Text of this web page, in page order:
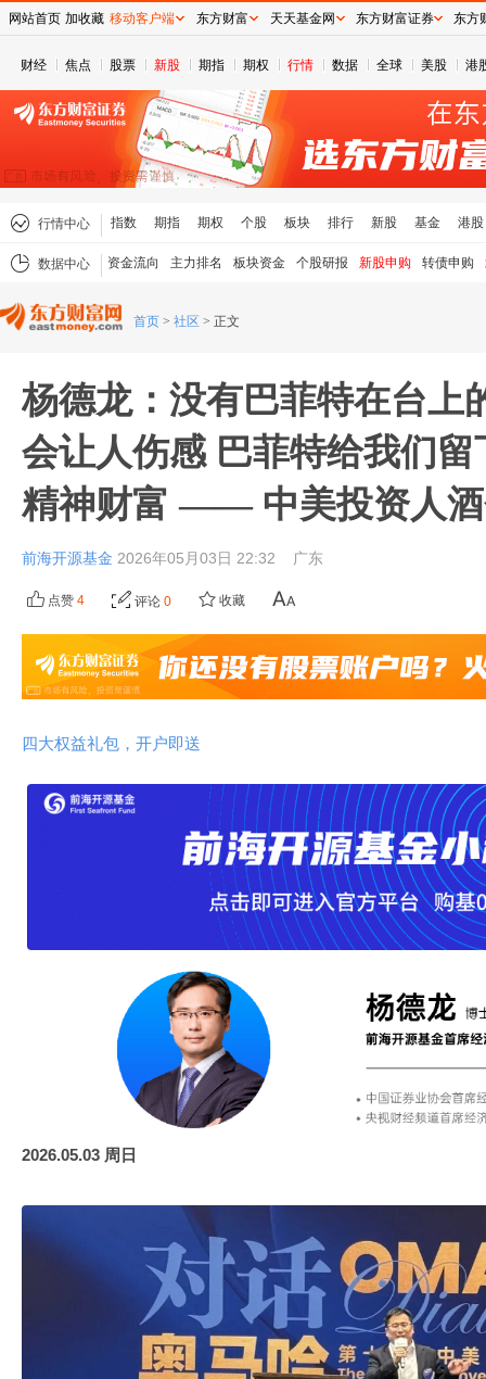
财经 焦点 股票 新股 期指 期权 行情 数据 全球 美股 港
行情中心 指数 期指 期权 个股 板块 排行 新股 基金 港股
数据中心 资金流向 主力排名 板块资金 个股研报 新股申购 转债申购
首页 > 社区 > 正文
杨德龙：没有巴菲特在台上
会让人伤感 巴菲特给我们
精神财富 —— 中美投资人
前海开源基金 2026年05月03日 22:32 广东
点赞 4 评论 0 收藏
四大权益礼包，开户即送
2026.05.03 周日
网站首页 加收藏 移动客户端 东方财富 天天基金网 东方财富证券 东方